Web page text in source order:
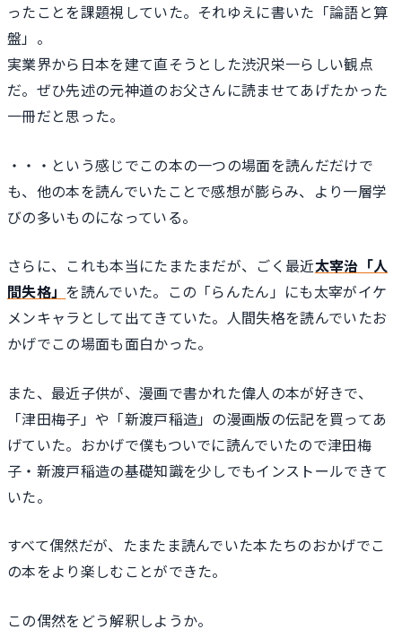
ったことを課題視していた。それゆえに書いた「論語と算
盤」。
実業界から日本を建て直そうとした渋沢栄一らしい観点
だ。ぜひ先述の元神道のお父さんに読ませてあげたかった
一冊だと思った。
・・・という感じでこの本の一つの場面を読んだだけで
も、他の本を読んでいたことで感想が膨らみ、より一層学
びの多いものになっている。
さらに、これも本当にたまたまだが、ごく最近太宰治「人
間失格」 を読んでいた。この「らんたん」にも太宰がイケ
メンキャラとして出てきていた。人間失格を読んでいたお
かげでこの場面も面白かった。
また、最近子供が、漫画で書かれた偉人の本が好きで、
「津田梅子」や「新渡戸稲造」の漫画版の伝記を買ってあ
げていた。おかげで僕もついでに読んでいたので津田梅
子・新渡戸稲造の基礎知識を少しでもインストールできて
いた。
すべて偶然だが、たまたま読んでいた本たちのおかげでこ
の本をより楽しむことができた。
この偶然をどう解釈しようか。